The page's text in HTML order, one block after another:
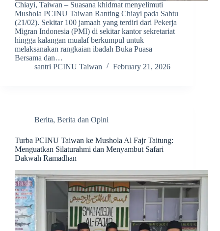
Chiayi, Taiwan – Suasana khidmat menyelimuti
Mushola PCINU Taiwan Ranting Chiayi pada Sabtu
(21/02). Sekitar 100 jamaah yang terdiri dari Pekerja
Migran Indonesia (PMI) di sekitar kantor sekretariat
hingga kalangan mualaf berkumpul untuk
melaksanakan rangkaian ibadah Buka Puasa
Bersama dan…
santri PCINU Taiwan
February 21, 2026
Berita, Berita dan Opini
Turba PCINU Taiwan ke Mushola Al Fajr Taitung:
Menguatkan Silaturahmi dan Menyambut Safari
Dakwah Ramadhan